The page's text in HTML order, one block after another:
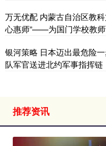
万无优配 内蒙古自治区教
心惠师”——为国门学校教
银河策略 日本迈出最危险
队军官送进北约军事指挥链
推荐资讯